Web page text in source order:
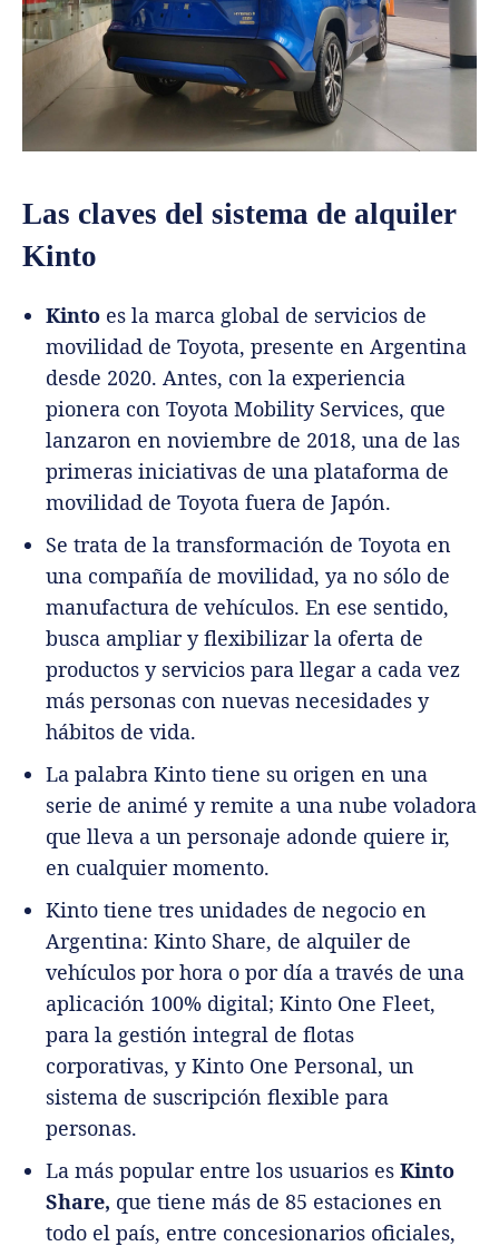
Las claves del sistema de alquiler
Kinto
Kinto es la marca global de servicios de
movilidad de Toyota, presente en Argentina
desde 2020. Antes, con la experiencia
pionera con Toyota Mobility Services, que
lanzaron en noviembre de 2018, una de las
primeras iniciativas de una plataforma de
movilidad de Toyota fuera de Japón.
Se trata de la transformación de Toyota en
una compañía de movilidad, ya no sólo de
manufactura de vehículos. En ese sentido,
busca ampliar y flexibilizar la oferta de
productos y servicios para llegar a cada vez
más personas con nuevas necesidades y
hábitos de vida.
La palabra Kinto tiene su origen en una
serie de animé y remite a una nube voladora
que lleva a un personaje adonde quiere ir,
en cualquier momento.
Kinto tiene tres unidades de negocio en
Argentina: Kinto Share, de alquiler de
vehículos por hora o por día a través de una
aplicación 100% digital; Kinto One Fleet,
para la gestión integral de flotas
corporativas, y Kinto One Personal, un
sistema de suscripción flexible para
personas.
La más popular entre los usuarios es Kinto
Share, que tiene más de 85 estaciones en
todo el país, entre concesionarios oficiales,